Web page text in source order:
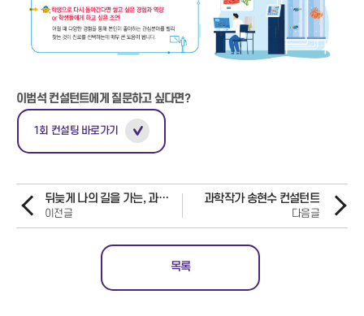
이범석 컨설턴트에게 질문하고 싶다면?
1회 컨설팅 바로가기
뒤늦게 나의 길을 가는, 과학저술가 및 바이오벤처 사업가 송경화
이전글
과학작가 송현수 컨설턴트
다음글
목록